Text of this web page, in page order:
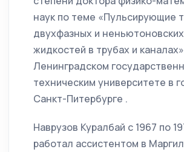
наук по теме «Пульсирующие
двухфазных и неньютоновских
жидкостей в трубах и каналах»
Ленинградском
техническим университете в
Санкт-Питербурге .
Наврузов Куралбай с 1967 по
работал ассистентом в